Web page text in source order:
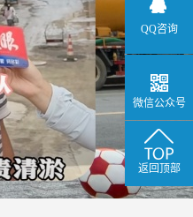
QQ咨询
微信公众号
返回顶部